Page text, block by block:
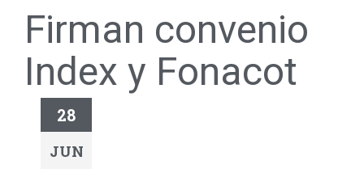
Firman convenio
Index y Fonacot
28
JUN